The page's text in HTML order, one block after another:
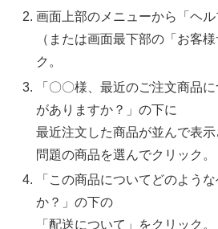
画面上部のメニューから「ヘル
（または画面最下部の「お客
ク。
「〇〇様、最近のご注文商品
がありますか？」の下に
最近注文した商品が並んで表示
問題の商品を選んでクリック。
「この商品についてどのよう
か？」の下の
「配送について」をクリック。